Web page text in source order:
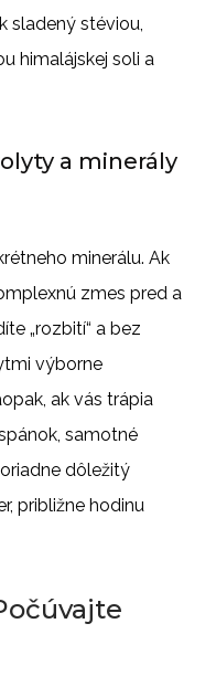
sladený stéviou,
himalájskej soli a
a minerály
minerálu. Ak
zmes pred a
„rozbití“ a bez
výborne
ak vás trápia
samotné
dôležitý
približne hodinu